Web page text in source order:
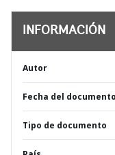
INFORMACIÓN
Autor
Fecha del documento
Tipo de documento